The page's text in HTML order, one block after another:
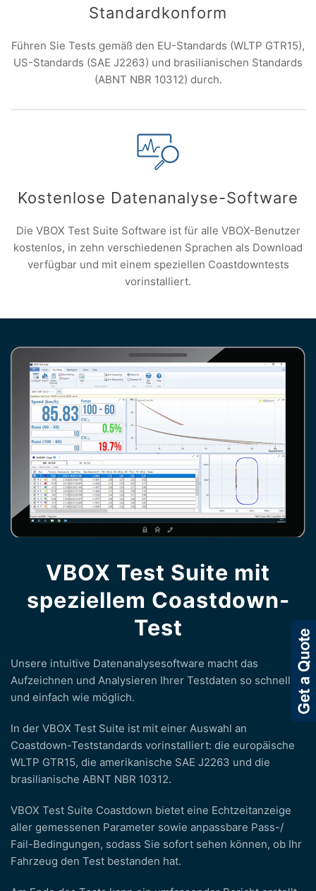
Standardkonform
Führen Sie Tests gemäß den EU-Standards (WLTP GTR15),
US-Standards (SAE J2263) und brasilianischen Standards
(ABNT NBR 10312) durch.
Kostenlose Datenanalyse-Software
Die VBOX Test Suite Software ist für alle VBOX-Benutzer
kostenlos, in zehn verschiedenen Sprachen als Download
verfügbar und mit einem speziellen Coastdowntests
vorinstalliert.
VBOX Test Suite mit
speziellem Coastdown-
Test
Unsere intuitive Datenanalysesoftware macht das
Aufzeichnen und Analysieren Ihrer Testdaten so schnell
und einfach wie möglich.
In der VBOX Test Suite ist mit einer Auswahl an
Coastdown-Teststandards vorinstalliert: die europäische
WLTP GTR15, die amerikanische SAE J2263 und die
brasilianische ABNT NBR 10312.
VBOX Test Suite Coastdown bietet eine Echtzeitanzeige
aller gemessenen Parameter sowie anpassbare Pass-/
Fail-Bedingungen, sodass Sie sofort sehen können, ob Ihr
Fahrzeug den Test bestanden hat.